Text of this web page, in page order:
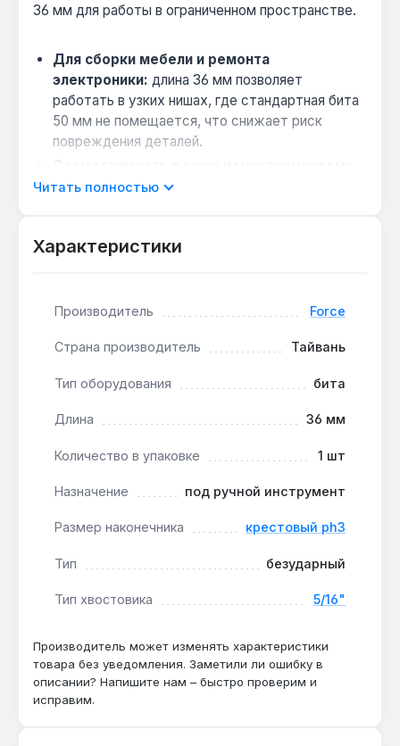
36 мм для работы в ограниченном пространстве.
Для сборки мебели и ремонта
электроники: длина 36 мм позволяет
работать в узких нишах, где стандартная бита
50 мм не помещается, что снижает риск
повреждения деталей.
хвостовик 5/16" (8 мм) подходит для
универсальность применения.
предотвращает срыв шлица и деформацию
материалами.
Износостойкость из высокопрочной стали:
интенсивном использовании, что продлевает
Оптимизированная геометрия наконечника
PH3:
плотное зацепление с крепежом
минимизирует проскальзывание, особенно при
закручивании саморезов в твердые породы
Бита Force 5/16" L36 мм PH3 подходит для
ремонта. Производство — Тайвань. Гарантия 1 год,
доставка по Украине.
Читать полностью
Характеристики
Производитель Force
Страна производитель Тайвань
Тип оборудования бита
Длина 36 мм
Количество в упаковке 1 шт
Назначение под ручной инструмент
Размер наконечника крестовый ph3
Тип безударный
Тип хвостовика 5/16"
Производитель может изменять характеристики
товара без уведомления. Заметили ли ошибку в
описании? Напишите нам – быстро проверим и
исправим.